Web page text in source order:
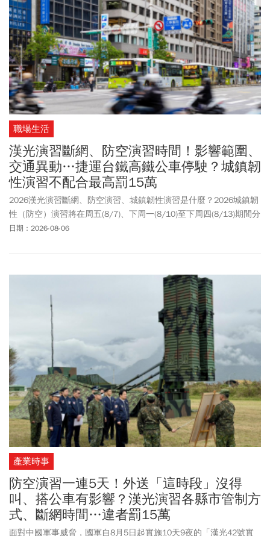
時、再假裝依法補差額，是公然違法。有關外送平臺報酬計算方
式，勞動部晚間回應，Uber Eats提供外送員之報酬明細計算方式，
其中所列疊單的計算，並未依《外送員權益保障及外送平臺管理
法》第3條第13款及第5條規定，將每單的外送服務時間如實計入，
如此報酬給付作法即屬違法。勞動部並指出，另一家平臺業者
Foodpanda經初步檢視，於疊單之基本報酬計算已有配合外送專法
之規範。針對後續執法，勞動部呼籲外送員務必詳加檢視訂單及報
酬明細，如於外送平臺業者與外送員約定之給付日期屆至後，仍未
獲得法規規範之應有基本報酬，即可依法向勞務提供地之地方勞工
局處提出檢舉。地方勞工局處如於受理檢舉並查證後，確認有違反
外送專法第5條規定情形，將依法採「按人處罰」方式裁罰，且每案
處以2萬元以上罰鍰，並令其限期改善，若平臺業者屆期仍未依法補
足短少的基本報酬，會按次連續加重處罰至改正為止。
職場生活
漢光演習斷網、防空演習時間！影響範圍、
交通異動…捷運台鐵高鐵公車停駛？城鎮韌
性演習不配合最高罰15萬
2026漢光演習斷網、防空演習、城鎮韌性演習是什麼？2026城鎮韌
性（防空）演習將在周五(8/7)、下周一(8/10)至下周四(8/13)期間分
區、分時段進行。其中，雙北及桃園、新竹等地區將於8/13實施，
城鎮韌性演習首度參考日韓等國家作法，加入大規模「行動網路降
速演練」，在這30分鐘內網速將變慢，民眾可能無法順暢地觀賞影
片、視訊通話、行動支付，但語音通話、簡訊以及文字傳輸等皆可
正常使用。2026城鎮韌性演習需要注意什麼？若違反規定會罰錢
日期：2026-08-06
產業時事
防空演習一連5天！外送「這時段」沒得
叫、搭公車有影響？漢光演習各縣市管制方
式、斷網時間…違者罰15萬
面對中國軍事威脅，國軍自8月5日起實施10天9夜的「漢光42號實